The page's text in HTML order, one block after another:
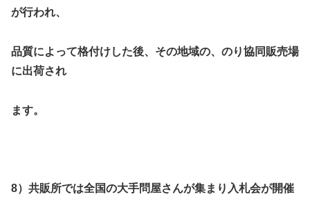
が行われ、
品質によって格付けした後、その地域の、のり協同販売場
に出荷され
ます。
8）共販所では全国の大手問屋さんが集まり入札会が開催